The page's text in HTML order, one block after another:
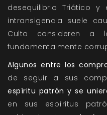
desequilibrio Triático
intransigencia suele
Culto consideren a
fundamentalmente
Algunos entre los
de seguir a sus
espíritu patrón y se
en sus espíritus